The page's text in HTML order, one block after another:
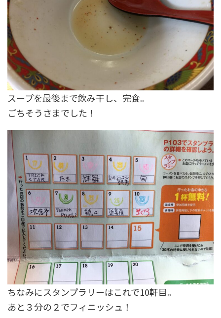
スープを最後まで飲み干し、完食。
ごちそうさまでした！
ちなみにスタンプラリーはこれで10軒目。
あと３分の２でフィニッシュ！